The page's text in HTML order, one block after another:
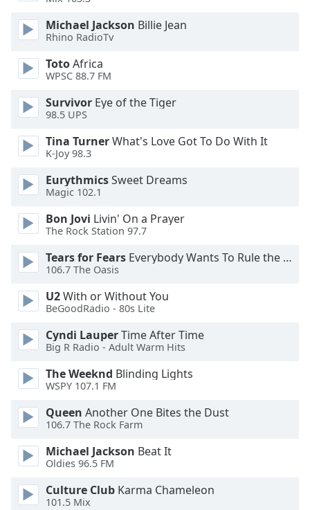
dialog
Escape
window.
Background
Color
Opacity
Caption
Area
Background
Michael Jackson Billie Jean
Rhino RadioTv
TotoAfrica
WPSC 88.7 FM
Survivor Eye of the Tiger
98.5 UPS
Tina TurnerWhat's Love Got To Do With It
K-Joy 98.3
EurythmicsSweet Dreams
Magic 102.1
Bon Jovi Livin' On a Prayer
The Rock Station 97.7
Tears for Fears Everybody Wants To Rule the World
106.7 The Oasis
U2With or Without You
BeGoodRadio - 80s Lite
Cyndi LauperTime After Time
Big R Radio - Adult Warm Hits
The Weeknd Blinding Lights
WSPY 107.1 FM
Queen Another One Bites the Dust
106.7 The Rock Farm
Michael Jackson Beat It
Oldies 96.5 FM
Culture Club Karma Chameleon
101.5 Mix